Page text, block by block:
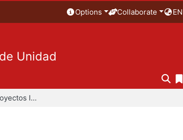
Options Collaborate EN
Unidad
Arquitectura - Proyectos Integrales